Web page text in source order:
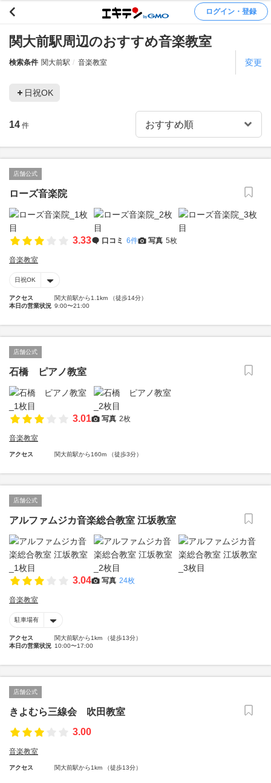
ログイン・登録
関大前駅周辺のおすすめ音楽教室
検索条件 関大前駅 音楽教室 変更
日祝OK
14 件
店舗公式
ローズ音楽院
3.33 口コミ 6件 写真 5枚
音楽教室
日祝OK
アクセス
関大前駅から1.1km （徒歩14分）
本日の営業状況 9:00〜21:00
店舗公式
石橋 ピアノ教室
3.01 写真 2枚
音楽教室
アクセス 関大前駅から160m （徒歩3分）
店舗公式
アルファムジカ音楽総合教室 江坂教室
3.04 写真 24枚
音楽教室
駐車場有
アクセス
関大前駅から1km （徒歩13分）
本日の営業状況 10:00〜17:00
店舗公式
きよむら三線会 吹田教室
3.00
音楽教室
アクセス 関大前駅から1km （徒歩13分）